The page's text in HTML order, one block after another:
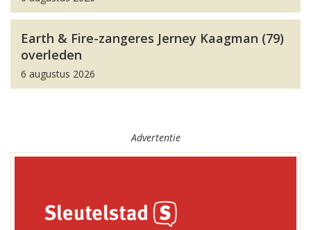
Earth & Fire-zangeres Jerney Kaagman (79)
overleden
6 augustus 2026
Advertentie